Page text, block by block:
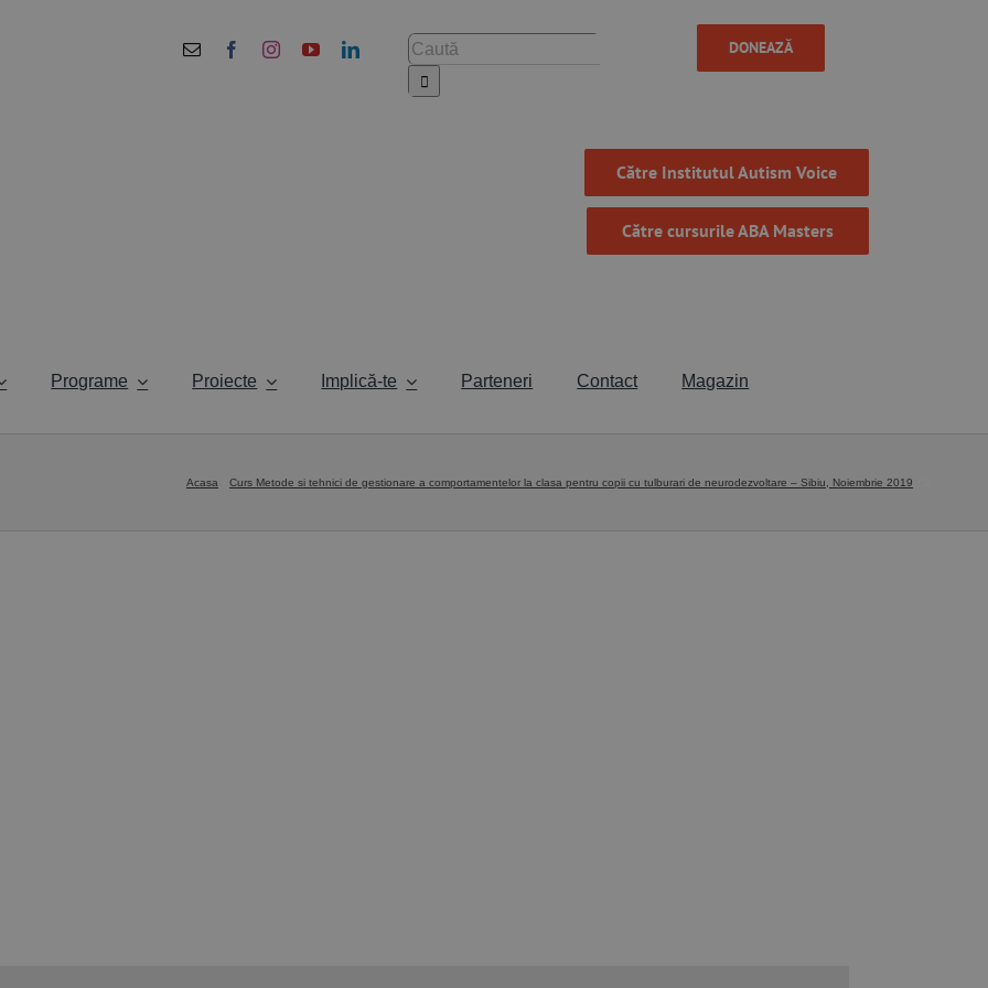
Cautare... DONEAZĂ
Către Institutul Autism Voice
Către cursurile ABA Masters
Programe Proiecte Implică-te Parteneri Contact Magazin
Acasa Curs Metode si tehnici de gestionare a comportamentelor la clasa pentru copii cu tulburari de neurodezvoltare – Sibiu, Noiembrie 2019